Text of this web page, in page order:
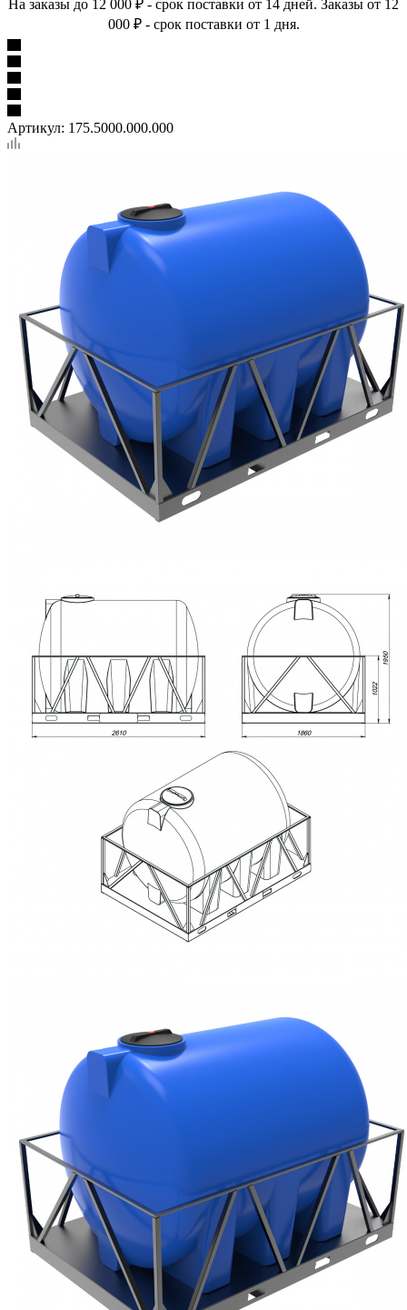
На заказы до 12 000 ₽ - срок поставки от 14 дней. Заказы от 12
000 ₽ - срок поставки от 1 дня.
Артикул: 175.5000.000.000